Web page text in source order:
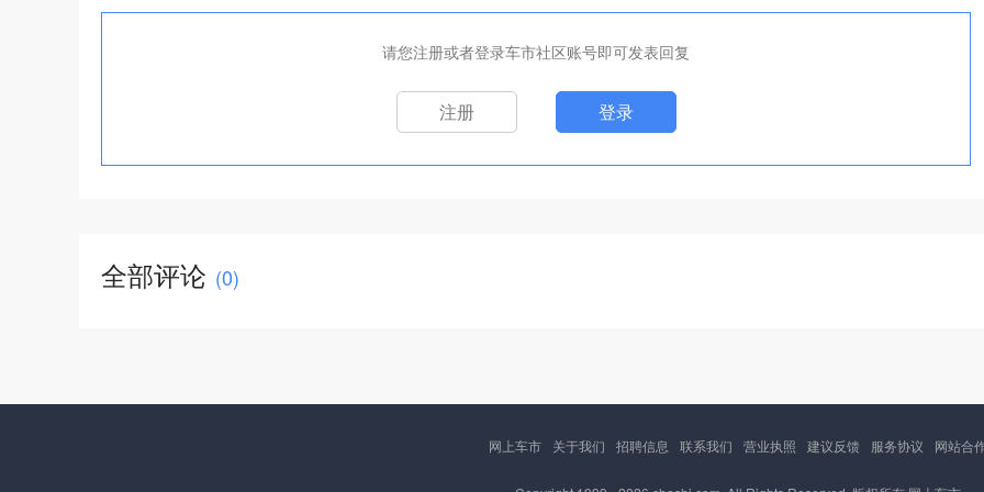
请您注册或者登录车市社区账号即可发表回复
注册 登录
全部评论 (0)
网上车市 关于我们 招聘信息 联系我们 营业执照 建议反馈 服务协议 网站合